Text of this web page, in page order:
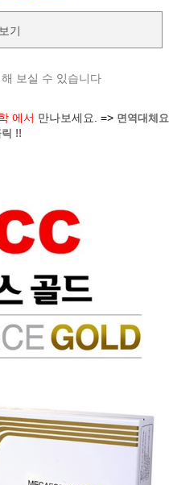
기
보실 수 있습니다
에서 만나보세요. => 면역대체요
!!